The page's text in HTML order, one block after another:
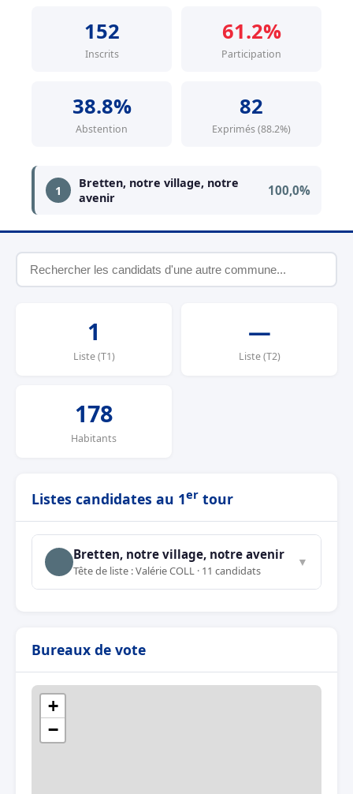
152
Inscrits
61.2%
Participation
38.8%
Abstention
82
Exprimés (88.2%)
1
Bretten, notre village, notre
avenir
100,0%
1
Liste (T1)
—
Liste (T2)
178
Habitants
Listes candidates au 1er tour
Bretten, notre village, notre avenir
Tête de liste : Valérie COLL · 11 candidats
▼
Bureaux de vote
+
−